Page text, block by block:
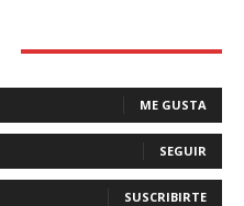
ME GUSTA
SEGUIR
SUSCRIBIRTE